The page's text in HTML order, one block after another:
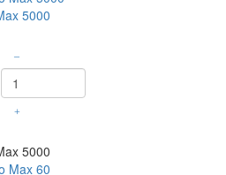
5000
–
+
5000